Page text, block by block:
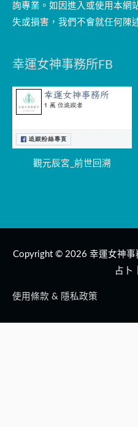
詢專業。如因進入或使用本網
失或損害，我們不會就任何陳
幸運女神事務所FB
觀元辰宮_前世回溯
Copyright © 2026 幸運女神事
占卜
使用條款 & 隱私政策